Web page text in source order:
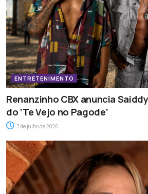
ENTRETENIMENTO
Renanzinho CBX anuncia
do ‘Te Vejo no Pagode’
7 de julho de 2026